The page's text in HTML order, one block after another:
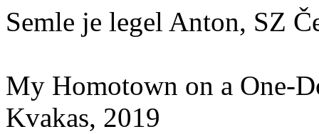
Semle je legel Anton, SZ
My Homotown on a One-
Kvakas, 2019